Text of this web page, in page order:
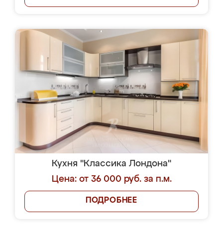
Кухня "Классика Лондона"
Цена: от 36 000 руб. за п.м.
ПОДРОБНЕЕ